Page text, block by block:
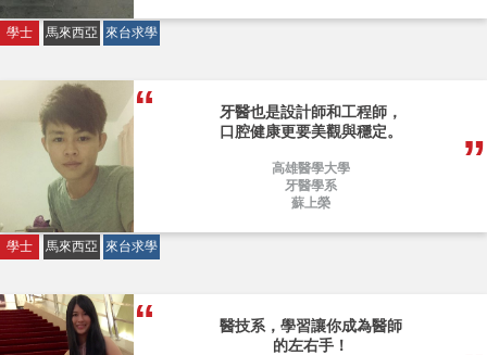
學士 馬來西亞 來台求學
牙醫也是設計師和工程師，
口腔健康更要美觀與穩定。
高雄醫學大學
牙醫學系
蘇上榮
學士 馬來西亞 來台求學
醫技系，學習讓你成為醫師
的左右手！